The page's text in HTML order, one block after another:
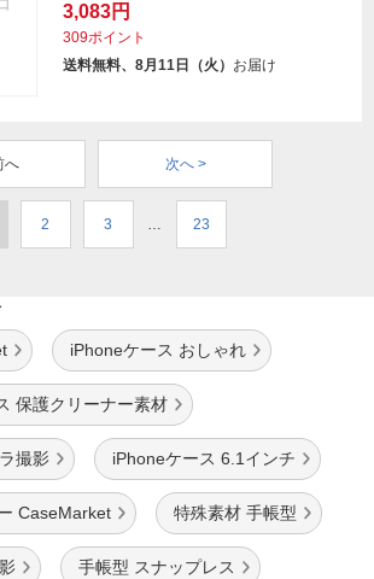
3,083円
309ポイント
送料無料、8月11日（火） お届け
へ 次へ >
2 3 … 23
iPhoneケース おしゃれ
保護クリーナー素材
撮影 iPhoneケース 6.1インチ
CaseMarket 特殊素材 手帳型
手帳型 スナップレス